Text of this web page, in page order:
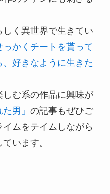
く異世界で生きてい
っかくチートを貰って
好きなように生きた
む系の作品に興味が
男」 の記事もぜひご
ムをテイムしながら
います。